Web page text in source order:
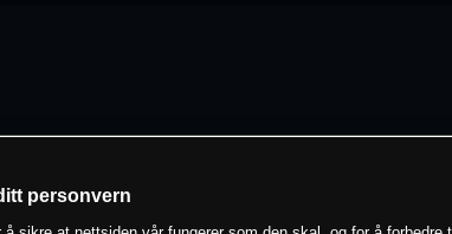
personvern